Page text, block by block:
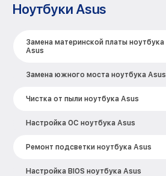
Ноутбуки Asus
Замена материнской платы ноутбука
Asus
Замена южного моста ноутбука Asus
Чистка от пыли ноутбука Asus
Настройка ОС ноутбука Asus
Ремонт подсветки ноутбука Asus
Настройка BIOS ноутбука Asus